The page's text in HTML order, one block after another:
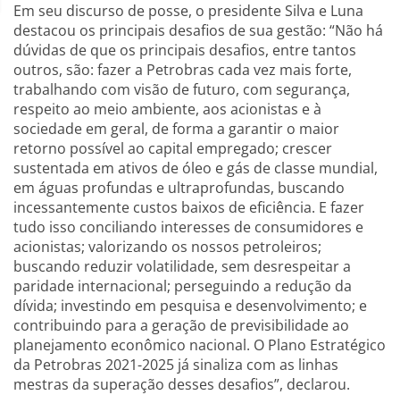
Em seu discurso de posse, o presidente Silva e Luna
destacou os principais desafios de sua gestão: “Não há
dúvidas de que os principais desafios, entre tantos
outros, são: fazer a Petrobras cada vez mais forte,
trabalhando com visão de futuro, com segurança,
respeito ao meio ambiente, aos acionistas e à
sociedade em geral, de forma a garantir o maior
retorno possível ao capital empregado; crescer
sustentada em ativos de óleo e gás de classe mundial,
em águas profundas e ultraprofundas, buscando
incessantemente custos baixos de eficiência. E fazer
tudo isso conciliando interesses de consumidores e
acionistas; valorizando os nossos petroleiros;
buscando reduzir volatilidade, sem desrespeitar a
paridade internacional; perseguindo a redução da
dívida; investindo em pesquisa e desenvolvimento; e
contribuindo para a geração de previsibilidade ao
planejamento econômico nacional. O Plano Estratégico
da Petrobras 2021-2025 já sinaliza com as linhas
mestras da superação desses desafios”, declarou.